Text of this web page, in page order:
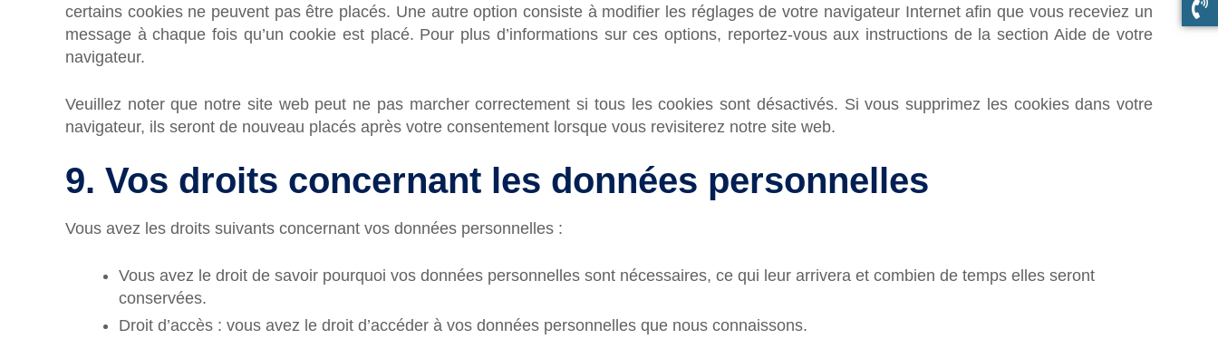
certains cookies ne peuvent pas être placés. Une autre option consiste à modifier les réglages de votre navigateur Internet afin que vous receviez un
message à chaque fois qu’un cookie est placé. Pour plus d’informations sur ces options, reportez-vous aux instructions de la section Aide de votre
navigateur.
Veuillez noter que notre site web peut ne pas marcher correctement si tous les cookies sont désactivés. Si vous supprimez les cookies dans votre
navigateur, ils seront de nouveau placés après votre consentement lorsque vous revisiterez notre site web.
9. Vos droits concernant les données personnelles
Vous avez les droits suivants concernant vos données personnelles :
Vous avez le droit de savoir pourquoi vos données personnelles sont nécessaires, ce qui leur arrivera et combien de temps elles seront
conservées.
Droit d’accès : vous avez le droit d’accéder à vos données personnelles que nous connaissons.